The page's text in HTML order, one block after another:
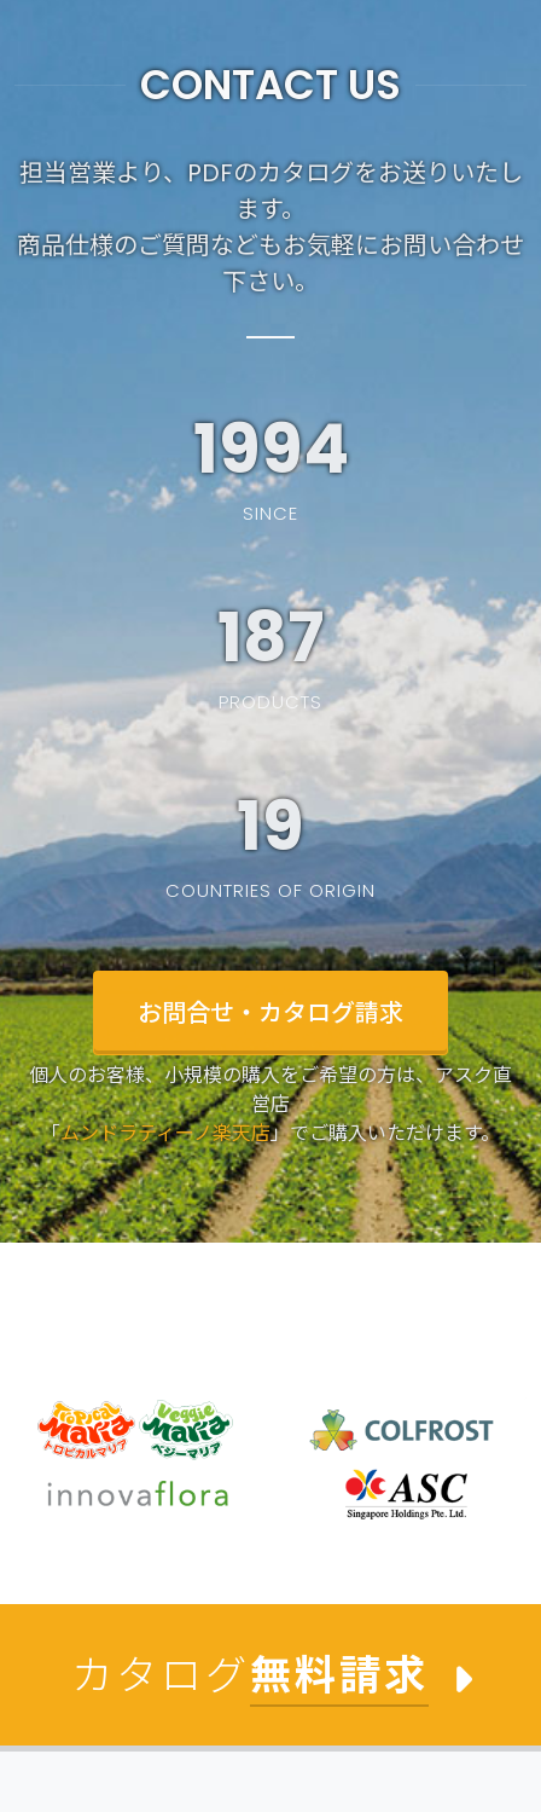
CONTACT US
担当営業より、PDFのカタログをお送りいたし
ます。
商品仕様のご質問などもお気軽にお問い合わせ
下さい。
1994
SINCE
187
PRODUCTS
19
COUNTRIES OF ORIGIN
お問合せ・カタログ請求
個人のお客様、小規模の購入をご希望の方は、アスク直
営店
「ムンドラティーノ楽天店」でご購入いただけます。
カタログ無料請求